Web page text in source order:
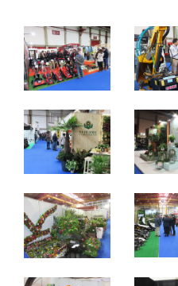
6 a 8 Fevereiro 2020
Quinta a Sábado - 10h / 19h